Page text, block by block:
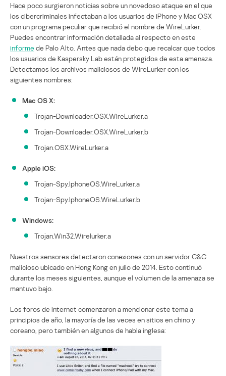
Hace poco surgieron noticias sobre un novedoso ataque en el que
los cibercriminales infectaban a los usuarios de iPhone y Mac OSX
con un programa peculiar que recibió el nombre de WireLurker.
Puedes encontrar información detallada al respecto en este
informe de Palo Alto. Antes que nada debo que recalcar que todos
los usuarios de Kaspersky Lab están protegidos de esta amenaza.
Detectamos los archivos maliciosos de WireLurker con los
siguientes nombres:
Mac OS X:
Trojan-Downloader.OSX.WireLurker.a
Trojan-Downloader.OSX.WireLurker.b
Trojan.OSX.WireLurker.a
Apple iOS:
Trojan-Spy.IphoneOS.WireLurker.a
Trojan-Spy.IphoneOS.WireLurker.b
Windows:
Trojan.Win32.Wirelurker.a
Nuestros sensores detectaron conexiones con un servidor C&C
malicioso ubicado en Hong Kong en julio de 2014. Esto continuó
durante los meses siguientes, aunque el volumen de la amenaza se
mantuvo bajo.
Los foros de Internet comenzaron a mencionar este tema a
principios de año, la mayoría de las veces en sitios en chino y
coreano, pero también en algunos de habla inglesa: